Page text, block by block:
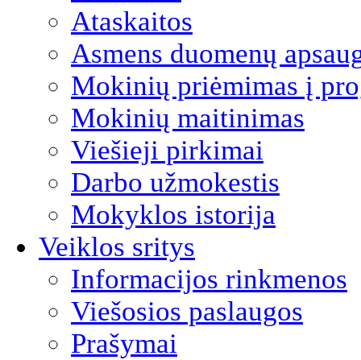
Ataskaitos
Asmens duomenų
Mokinių priėmimas į
Mokinių maitinimas
Viešieji pirkimai
Darbo užmokestis
Mokyklos istorija
Veiklos sritys
Informacijos rinkmenos
Viešosios paslaugos
Prašymai